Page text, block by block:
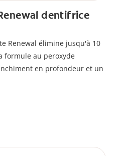
dentifrice
Renewal élimine jusqu'à 10
formule au peroxyde
en profondeur et un